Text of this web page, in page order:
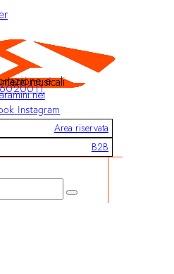
di strumenti musicali
Instagram
Area riservata
B2B